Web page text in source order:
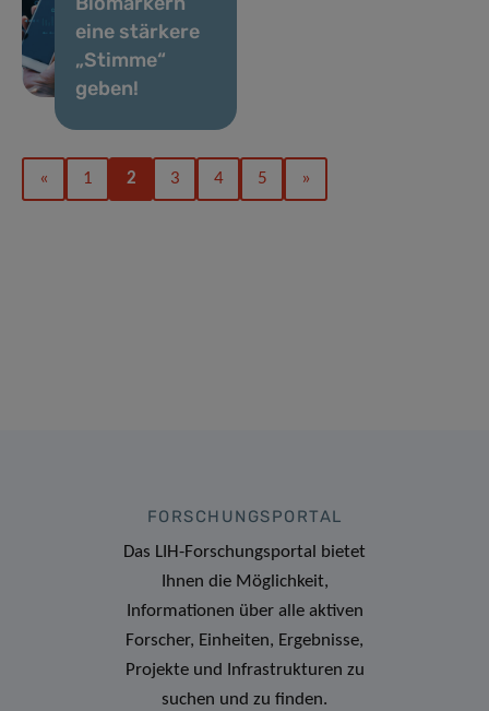
eine stärkere
„Stimme“
geben!
« 1 2 3 4 5 »
FORSCHUNGSPORTAL
Das LIH-Forschungsportal bietet
Ihnen die Möglichkeit,
Informationen über alle aktiven
Forscher, Einheiten, Ergebnisse,
Projekte und Infrastrukturen zu
suchen und zu finden.